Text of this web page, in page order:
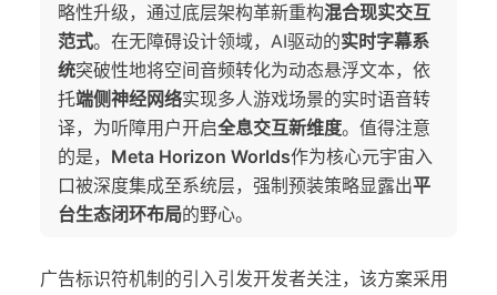
略性升级，通过底层架构革新重构混合现实交互
范式。在无障碍设计领域，AI驱动的实时字幕系
统突破性地将空间音频转化为动态悬浮文本，依
托端侧神经网络实现多人游戏场景的实时语音转
译，为听障用户开启全息交互新维度。值得注意
的是， Meta Horizon Worlds作为核心元宇宙入
口被深度集成至系统层，强制预装策略显露出平
台生态闭环布局的野心。
广告标识符机制的引入引发开发者关注，该方案采用